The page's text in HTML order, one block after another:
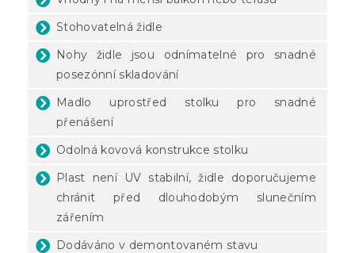
Stohovatelná židle
Nohy židle jsou odnímatelné pro snadné
posezónní skladování
Madlo uprostřed stolku pro snadné
přenášení
Odolná kovová konstrukce stolku
Plast není UV stabilní, židle doporučujeme
chránit před dlouhodobým slunečním
zářením
Dodáváno v demontovaném stavu